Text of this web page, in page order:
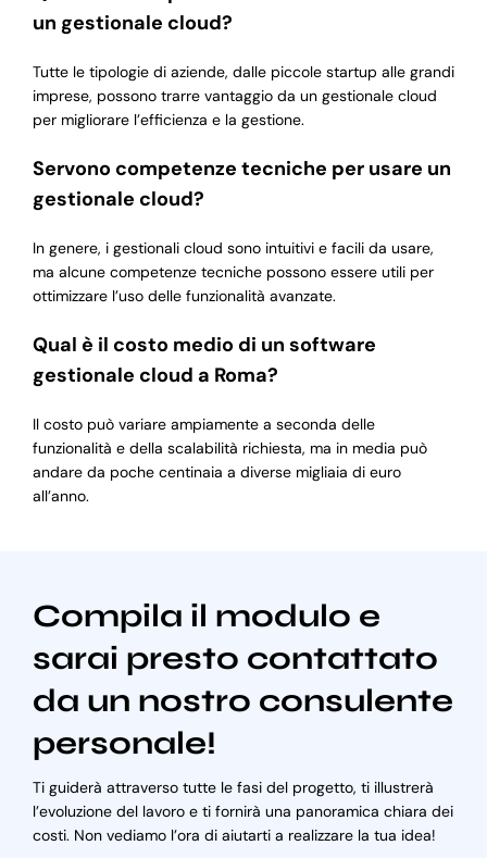
un gestionale cloud?
Tutte le tipologie di aziende, dalle piccole startup alle grandi
imprese, possono trarre vantaggio da un gestionale cloud
per migliorare l’efficienza e la gestione.
Servono competenze tecniche per usare un
gestionale cloud?
In genere, i gestionali cloud sono intuitivi e facili da usare,
ma alcune competenze tecniche possono essere utili per
ottimizzare l’uso delle funzionalità avanzate.
Qual è il costo medio di un software
gestionale cloud a Roma?
Il costo può variare ampiamente a seconda delle
funzionalità e della scalabilità richiesta, ma in media può
andare da poche centinaia a diverse migliaia di euro
all’anno.
Compila il modulo e
sarai presto contattato
da un nostro consulente
personale!
Ti guiderà attraverso tutte le fasi del progetto, ti illustrerà
l’evoluzione del lavoro e ti fornirà una panoramica chiara dei
costi. Non vediamo l’ora di aiutarti a realizzare la tua idea!